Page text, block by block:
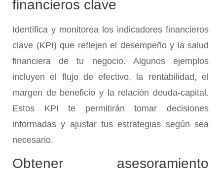
financieros clave
Identifica y monitorea los indicadores financieros
clave (KPI) que reflejen el desempeño y la salud
financiera de tu negocio. Algunos ejemplos
incluyen el flujo de efectivo, la rentabilidad, el
margen de beneficio y la relación deuda-capital.
Estos KPI te permitirán tomar decisiones
informadas y ajustar tus estrategias según sea
necesario.
Obtener asesoramiento